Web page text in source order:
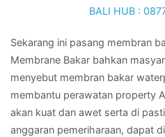
Sekarang ini pasang membran
Membrane Bakar bahkan
menyebut membran bakar
membantu perawatan property
akan kuat dan awet serta di
anggaran pemeriharaan, dapat